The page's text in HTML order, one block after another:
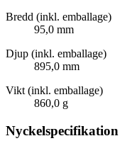
Bredd (inkl. emballage)
95,0 mm
Djup (inkl. emballage)
895,0 mm
Vikt (inkl. emballage)
860,0 g
Nyckelspecifikation